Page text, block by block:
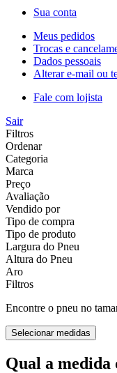
Sua conta
Meus pedidos
Trocas e
Dados pessoais
Alterar e-mail ou
Fale com lojista
Sair
Filtros
Ordenar
Categoria
Marca
Preço
Avaliação
Vendido por
Tipo de compra
Tipo de produto
Largura do Pneu
Altura do Pneu
Aro
Filtros
Encontre o pneu no
Selecionar medidas
Qual a medida